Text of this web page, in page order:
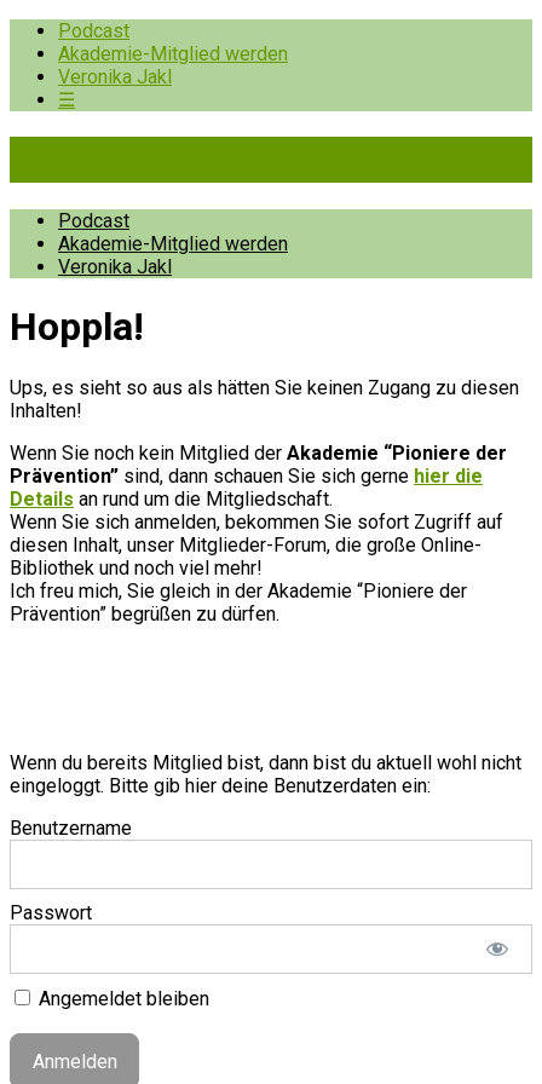
Podcast
Akademie-Mitglied werden
Veronika Jakl
☰
Podcast
Akademie-Mitglied werden
Veronika Jakl
Hopp­la!
Ups, es sieht so aus als hätten Sie keinen Zugang zu diesen
Inhalten!
Wenn Sie noch kein Mitglied der Akademie “Pioniere der
Prävention” sind, dann schauen Sie sich gerne hier die
Details an rund um die Mitgliedschaft.
Wenn Sie sich anmelden, bekommen Sie sofort Zugriff auf
diesen Inhalt, unser Mitglieder-Forum, die große Online-
Bibliothek und noch viel mehr!
Ich freu mich, Sie gleich in der Akademie “Pioniere der
Prävention” begrüßen zu dürfen.
Wenn du bereits Mitglied bist, dann bist du aktuell wohl nicht
eingeloggt. Bitte gib hier deine Benutzerdaten ein:
Benutzername
Passwort
Angemeldet bleiben